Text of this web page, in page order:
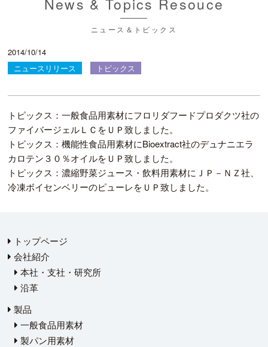
ニュース＆トピックス
2014/10/14
ニュースリリース
トピックス
トピックス：一般食品用素材にフロリダフードプロダクツ社の
ファイバージェルＬＣをＵＰ致しました。
トピックス：機能性食品用素材にBioextract社のデュナニエラ
カロテン３０％オイルをＵＰ致しました。
トピックス：濃縮野菜ジュース・飲料用素材にＪＰ－ＮＺ社、
冷凍ボイセンベリーのピューレをＵＰ致しました。
トップページ
会社紹介
本社・支社・研究所
沿革
製品
一般食品用素材
製パン用素材